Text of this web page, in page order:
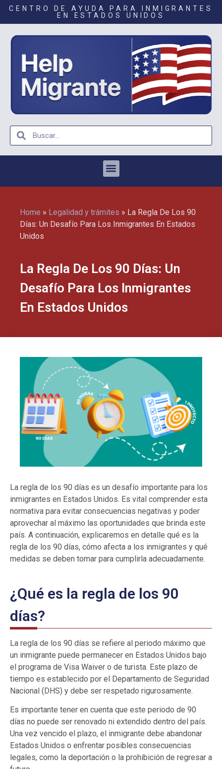
CENTRO DE AYUDA PARA INMIGRANTES
EN ESTADOS UNIDOS
Home » Legalidad y trámites » La Regla De Los 90
Días: Un Desafío Para Los Inmigrantes En Estados
Unidos
La Regla De Los 90 Días: Un
Desafío Para Los Inmigrantes
En Estados Unidos
La regla de los 90 días es un desafío importante para los
inmigrantes en Estados Unidos. Es vital comprender esta
normativa para evitar consecuencias negativas y poder
aprovechar al máximo las oportunidades que brinda este
país. A continuación, explicaremos en detalle qué es la
regla de los 90 días, cómo afecta a los inmigrantes y qué
medidas se deben tomar para cumplirla adecuadamente.
¿Qué es la regla de los 90
días?
La regla de los 90 días se refiere al periodo máximo que
un inmigrante puede permanecer en Estados Unidos bajo
el programa de Visa Waiver o de turista. Este plazo de
tiempo es establecido por el Departamento de Seguridad
Nacional (DHS) y debe ser respetado rigurosamente.
Es importante tener en cuenta que este periodo de 90
días no puede ser renovado ni extendido dentro del país.
Una vez vencido el plazo, el inmigrante debe abandonar
Estados Unidos o enfrentar posibles consecuencias
legales, como la deportación o la prohibición de regresar a